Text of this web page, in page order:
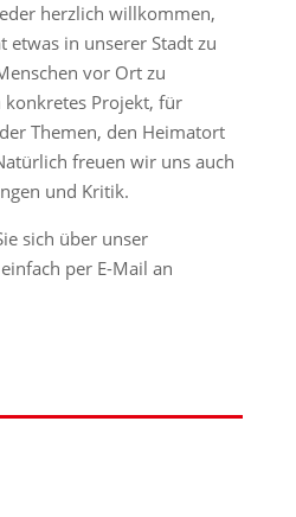
herzlich willkommen,
etwas in unserer Stadt zu
vor Ort zu
Projekt, für
Themen, den Heimatort
freuen wir uns auch
und Kritik.
sich über unser
per E-Mail an